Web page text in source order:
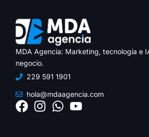
MDA Agencia: Marketing, tecnología e
negocio.
229 591 1901
hola@mdaagencia.com